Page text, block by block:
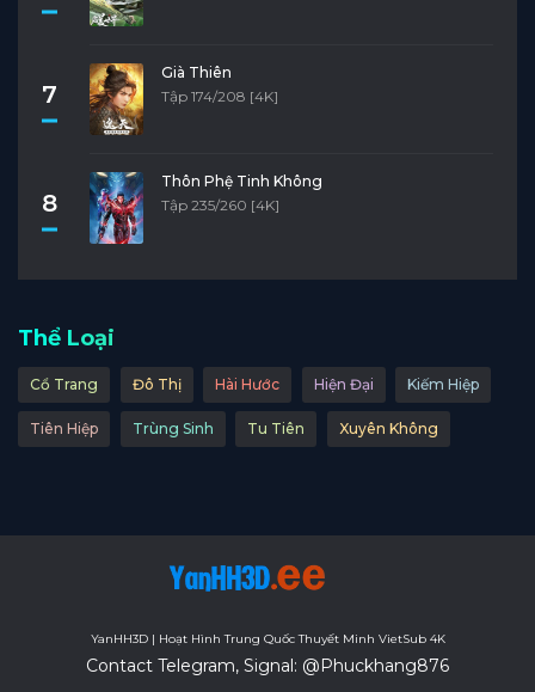
7
Già Thiên
Tập 174/208 [4K]
8
Thôn Phệ Tinh Không
Tập 235/260 [4K]
Thể Loại
Cổ Trang Đô Thị Hài Hước Hiện Đại Kiếm Hiệp
Tiên Hiệp Trùng Sinh Tu Tiên Xuyên Không
YanHH3D | Hoạt Hình Trung Quốc Thuyết Minh VietSub 4K
Contact Telegram, Signal: @Phuckhang876